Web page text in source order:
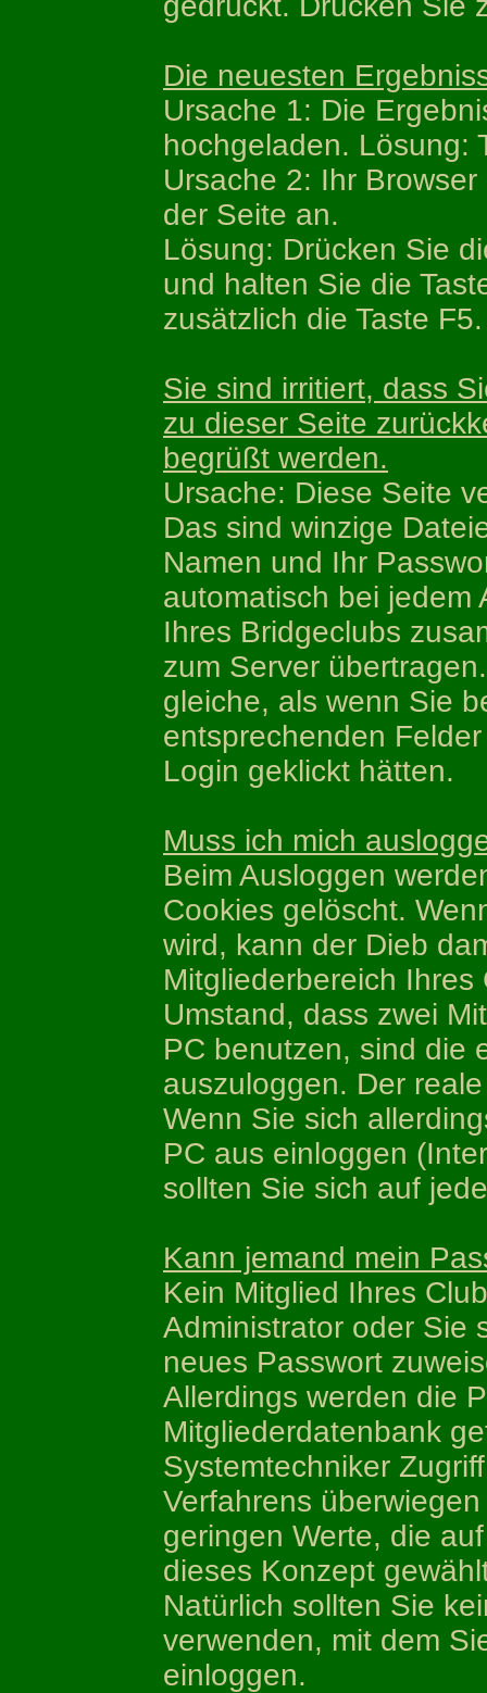
Die neuesten
Ursache 1: Die
hochgeladen. Lösung:
Ursache 2: Ihr
der Seite an.
Lösung: Drücken Sie
und halten Sie die
zusätzlich die Taste
Sie sind irritiert, dass
zu dieser Seite
begrüßt werden.
Ursache: Diese Seite
Das sind winzige
Namen und Ihr
automatisch bei jedem
Ihres Bridgeclubs
zum Server
gleiche, als wenn Sie
entsprechenden
Login geklickt hätten.
Muss ich mich
Beim Ausloggen
Cookies gelöscht.
wird, kann der Dieb
Mitgliederbereich
Umstand, dass zwei
PC benutzen, sind die
auszuloggen. Der
Wenn Sie sich
PC aus einloggen
sollten Sie sich auf
Kann jemand mein
Kein Mitglied Ihres
Administrator oder Sie
neues Passwort
Allerdings werden die
Mitgliederdatenbank
Systemtechniker
Verfahrens
geringen Werte, die
dieses Konzept
Natürlich sollten Sie
verwenden, mit dem
einloggen.